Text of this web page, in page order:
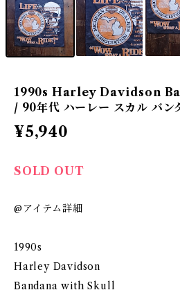
1990s Harley Davidson
/ 90年代 ハーレー スカル バン
¥5,940
SOLD OUT
@アイテム詳細
1990s
Harley Davidson
Bandana with Skull